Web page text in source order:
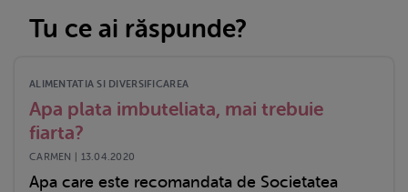
Tu ce ai răspunde?
ALIMENTATIA SI DIVERSIFICAREA
Apa plata imbuteliata, mai trebuie
fiarta?
CARMEN | 13.04.2020
Apa care este recomandata de Societatea